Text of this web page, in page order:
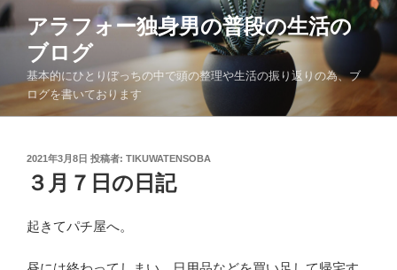
コ
ン
へ
アラフォー独身男の普段の生活の
ブログ
基本的にひとりぼっちの中で頭の整理や生活の振り返りの為、ブ
ログを書いております
投
稿
日:
2021年3月8日 投稿者: TIKUWATENSOBA
３月７日の日記
起きてパチ屋へ。